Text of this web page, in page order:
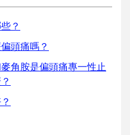
？
頭痛嗎？
角胺是偏頭痛專一性止